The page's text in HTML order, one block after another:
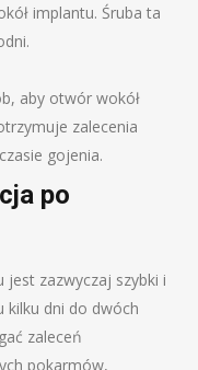
implantu. Śruba ta
aby otwór wokół
zalecenia
gojenia.
po
jest zazwyczaj szybki i
kilku dni do dwóch
zaleceń
pokarmów,